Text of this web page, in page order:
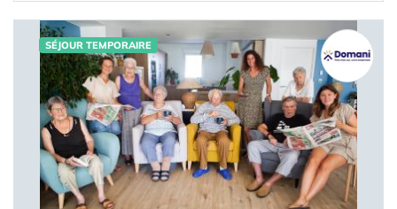
SÉJOUR TEMPORAIRE